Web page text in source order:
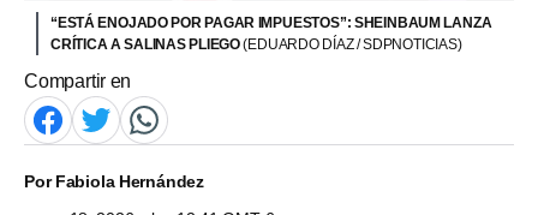
“ESTÁ ENOJADO POR PAGAR IMPUESTOS”: SHEINBAUM LANZA
CRÍTICA A SALINAS PLIEGO(EDUARDO DÍAZ / SDPNOTICIAS)
Compartir en
PorFabiola Hernández